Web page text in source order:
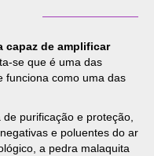
capaz de amplificar
se que é uma das
funciona como uma das
purificação e proteção,
e poluentes do ar
a pedra malaquita